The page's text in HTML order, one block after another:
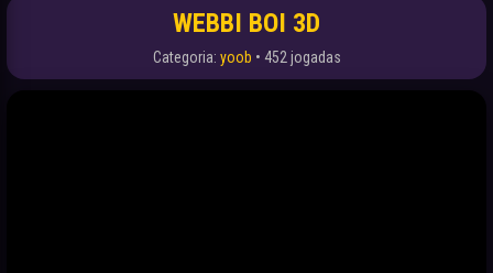
WEBBI BOI 3D
Categoria: yoob • 452 jogadas